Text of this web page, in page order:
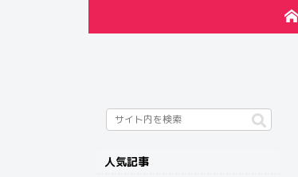
人気記事